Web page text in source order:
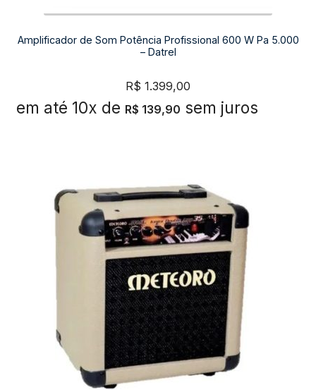
Amplificador de Som Potência Profissional 600 W Pa 5.000
– Datrel
R$ 1.399,00
em até 10x de R$ 139,90 sem juros